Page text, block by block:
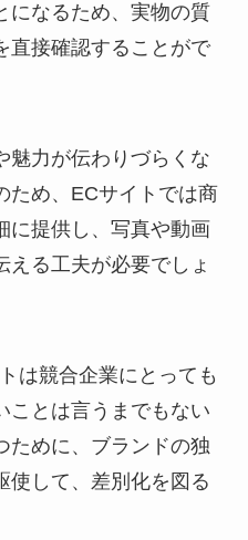
になるため、実物の質
直接確認することがで
魅力が伝わりづらくな
ため、ECサイトでは商
に提供し、写真や動画
える工夫が必要でしょ
は競合企業にとっても
ことは言うまでもない
ために、ブランドの独
使して、差別化を図る